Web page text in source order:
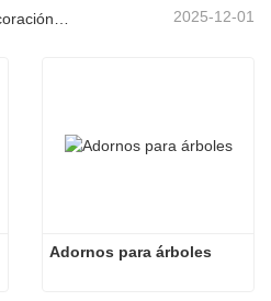
2025-12-01
Adornos para árboles